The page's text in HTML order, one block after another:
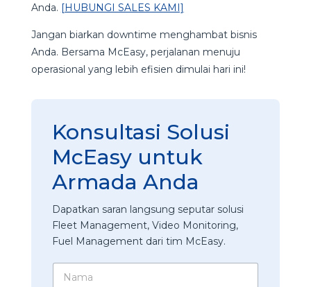
Anda. [HUBUNGI SALES KAMI]
Jangan biarkan downtime menghambat bisnis
Anda. Bersama McEasy, perjalanan menuju
operasional yang lebih efisien dimulai hari ini!
Konsultasi Solusi
McEasy untuk
Armada Anda
Dapatkan saran langsung seputar solusi
Fleet Management, Video Monitoring,
Fuel Management dari tim McEasy.
N